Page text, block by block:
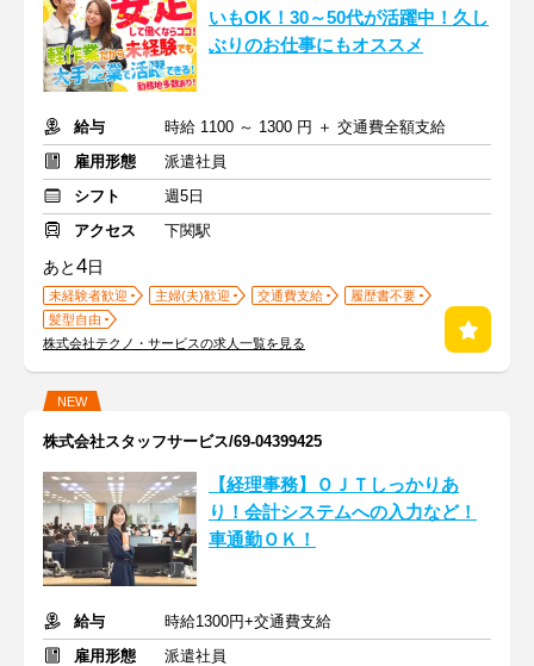
いもOK！30～50代が活躍中！久し
ぶりのお仕事にもオススメ
給与
時給 1100 ～ 1300 円 ＋ 交通費全額支給
雇用形態
派遣社員
シフト
週5日
アクセス
下関駅
あと4日
未経験者歓迎 主婦(夫)歓迎 交通費支給
履歴書不要
髪型自由
株式会社テクノ・サービスの求人一覧を見る
NEW
株式会社スタッフサービス/69-04399425
【経理事務】ＯＪＴしっかりあ
り！会計システムへの入力など！
車通勤ＯＫ！
給与
時給1300円+交通費支給
雇用形態
派遣社員